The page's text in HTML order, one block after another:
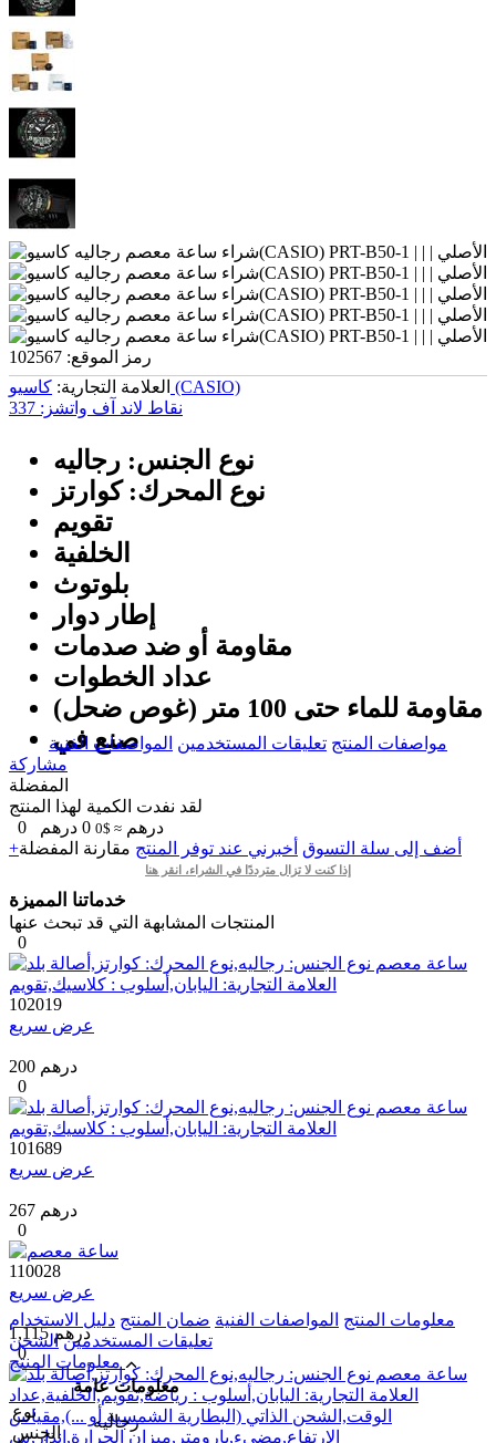
رمز الموقع: 102567
العلامة التجارية: کاسیو (CASIO)
نقاط لاند آف واتشز: 337
نوع الجنس: رجالیه
نوع المحرك: كوارتز
تقويم
الخلفية
بلوتوث
إطار دوار
مقاومة أو ضد صدمات
عداد الخطوات
مقاومة للماء حتى 100 متر (غوص ضحل)
صنع في
مواصفات المنتج تعليقات المستخدمين المواصفات الفنية
مشاركة
المفضلة
لقد نفدت الكمية لهذا المنتج
0
درهم ≈ $0
0 درهم
+أضف إلى سلة التسوق أخبرني عند توفر المنتج مقارنة المفضلة
إذا كنت لا تزال مترددًا في الشراء، انقر هنا
خدماتنا المميزة
المنتجات المشابهة التي قد تبحث عنها
0
102019
عرض سريع
200 درهم
0
101689
عرض سريع
267 درهم
0
110028
عرض سريع
1,115 درهم
0
معلومات المنتج المواصفات الفنية ضمان المنتج دليل الاستخدام
تعليقات المستخدمين الشحن
معلومات المنتج
معلومات عامة
نوع
الجنس
رجالیه